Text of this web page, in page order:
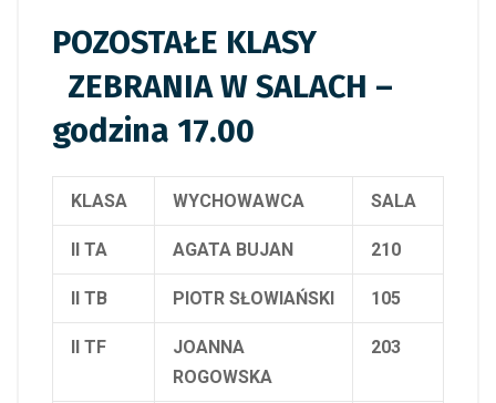
POZOSTAŁE KLASY
ZEBRANIA W SALACH –
godzina 17.00
KLASA WYCHOWAWCA SALA
II TA AGATA BUJAN 210
II TB PIOTR SŁOWIAŃSKI 105
II TF
JOANNA
ROGOWSKA
203